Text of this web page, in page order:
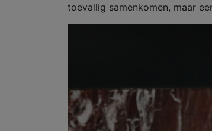
toevallig samenkomen, maar